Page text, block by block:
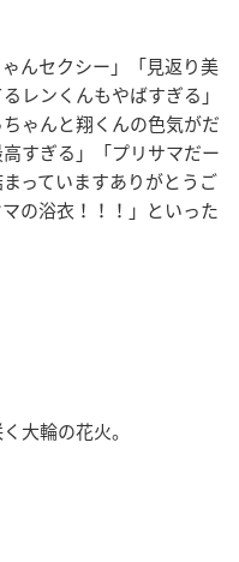
んセクシー」「見返り美
レンくんもやばすぎる」
ゃんと翔くんの色気がだ
すぎる」「プリサマだー
っていますありがとうご
の浴衣！！！」といった
大輪の花火。